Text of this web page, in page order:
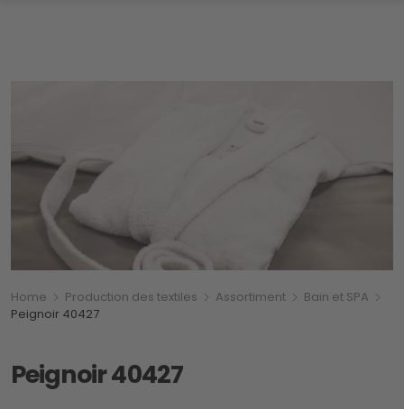
Breadcrumb
Vous êtes ici:
Home Production des textiles Assortiment
Bain et SPA
Peignoir 40427
Peignoir 40427